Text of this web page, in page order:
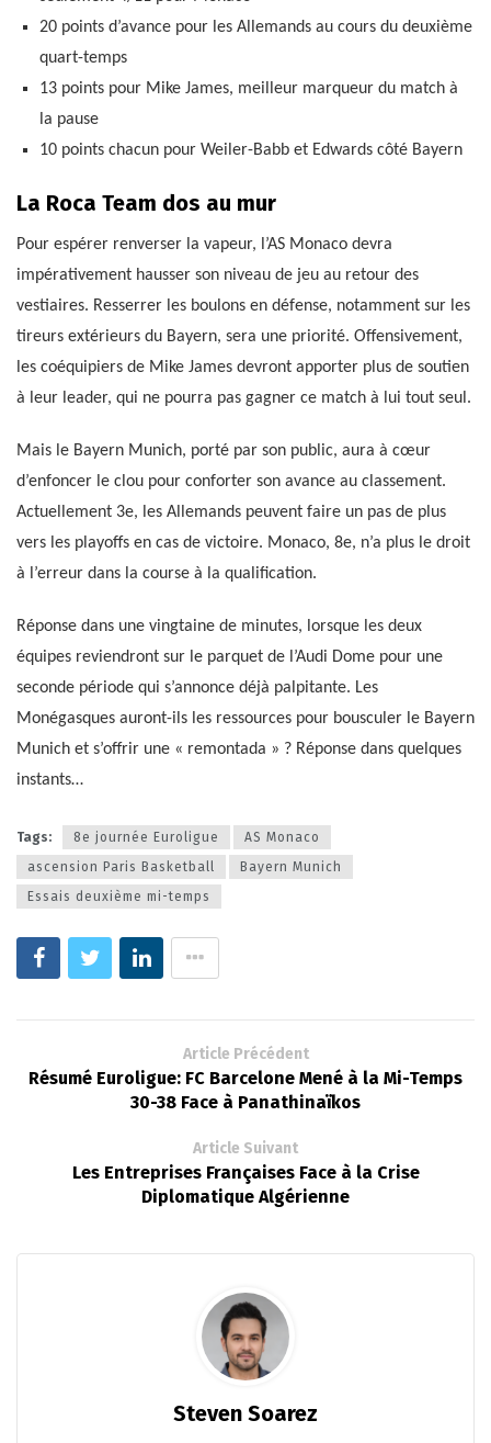
20 points d’avance pour les Allemands au cours du deuxième
quart-temps
13 points pour Mike James, meilleur marqueur du match à
la pause
10 points chacun pour Weiler-Babb et Edwards côté Bayern
La Roca Team dos au mur
Pour espérer renverser la vapeur, l’AS Monaco devra
impérativement hausser son niveau de jeu au retour des
vestiaires. Resserrer les boulons en défense, notamment sur les
tireurs extérieurs du Bayern, sera une priorité. Offensivement,
les coéquipiers de Mike James devront apporter plus de soutien
à leur leader, qui ne pourra pas gagner ce match à lui tout seul.
Mais le Bayern Munich, porté par son public, aura à cœur
d’enfoncer le clou pour conforter son avance au classement.
Actuellement 3e, les Allemands peuvent faire un pas de plus
vers les playoffs en cas de victoire. Monaco, 8e, n’a plus le droit
à l’erreur dans la course à la qualification.
Réponse dans une vingtaine de minutes, lorsque les deux
équipes reviendront sur le parquet de l’Audi Dome pour une
seconde période qui s’annonce déjà palpitante. Les
Monégasques auront-ils les ressources pour bousculer le Bayern
Munich et s’offrir une « remontada » ? Réponse dans quelques
instants…
Tags: 8e journée Euroligue
AS Monaco
ascension Paris Basketball
Bayern Munich
Essais deuxième mi-temps
Article Précédent
Résumé Euroligue: FC Barcelone Mené à la Mi-Temps
30-38 Face à Panathinaïkos
Article Suivant
Les Entreprises Françaises Face à la Crise
Diplomatique Algérienne
Steven Soarez